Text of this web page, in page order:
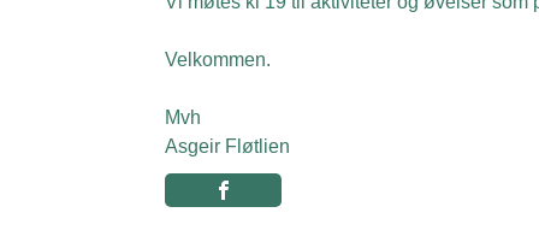
Velkommen.
Mvh
Asgeir Fløtlien